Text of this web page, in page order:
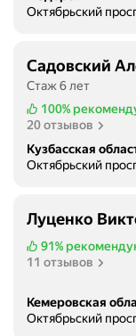
Октябрьский
Садовский
Стаж 6 лет
100%
20 отзывов
Октябрьский
Луценко
91%
11 отзывов
Октябрьский